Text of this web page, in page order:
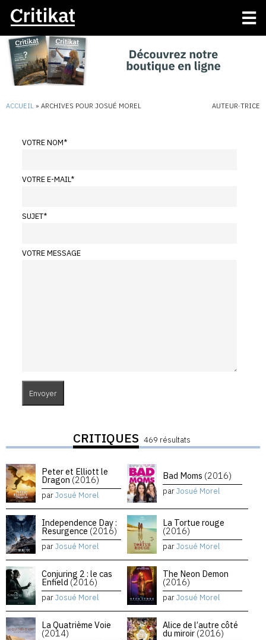
ACCUEIL » ARCHIVES POUR JOSUÉ MOREL AUTEUR·TRICE
VOTRE NOM*
VOTRE E-MAIL*
SUJET*
VOTRE MESSAGE
CRITIQUES 469 résultats
Peter et Elliott le
Dragon (2016)
parJosué Morel
Bad Moms (2016)
parJosué Morel
Independence Day :
Resurgence (2016)
parJosué Morel
La Tortue rouge
(2016)
parJosué Morel
Conjuring 2 : le cas
Enfield (2016)
parJosué Morel
The Neon Demon
(2016)
parJosué Morel
La Quatrième Voie
(2014)
Alice de l’autre côté
du miroir (2016)